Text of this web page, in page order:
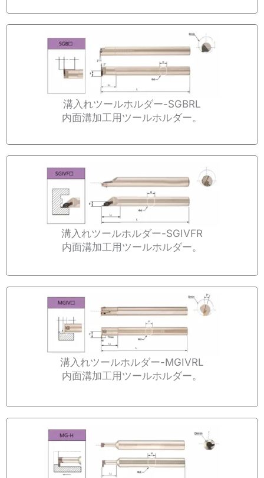
溝入れツールホルダー-SGBRL
内面溝加工用ツールホルダー。
溝入れツールホルダー-SGIVFR
内面溝加工用ツールホルダー。
溝入れツールホルダー-MGIVRL
内面溝加工用ツールホルダー。